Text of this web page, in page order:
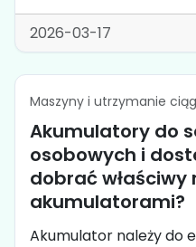
2026-03-17
Maszyny i utrzymanie
Akumulatory do
osobowych i
dobrać właściwy
akumulatorami?
Akumulator należy do